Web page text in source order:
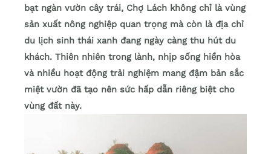
bạt ngàn vườn cây trái, Chợ Lách không chỉ là vùng
sản xuất nông nghiệp quan trọng mà còn là địa chỉ
du lịch sinh thái xanh đang ngày càng thu hút du
khách. Thiên nhiên trong lành, nhịp sống hiền hòa
và nhiều hoạt động trải nghiệm mang đậm bản sắc
miệt vườn đã tạo nên sức hấp dẫn riêng biệt cho
vùng đất này.